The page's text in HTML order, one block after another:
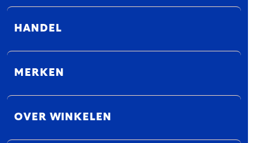
HANDEL
MERKEN
OVER WINKELEN